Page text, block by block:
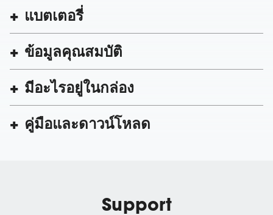
แบตเตอรี่
ข้อมูลคุณสมบัติ
มีอะไรอยู่ในกล่อง
คู่มือและดาวน์โหลด
Support